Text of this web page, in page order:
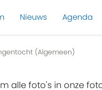
Nieuws Agenda
(Algemeen)
alle foto's in onze